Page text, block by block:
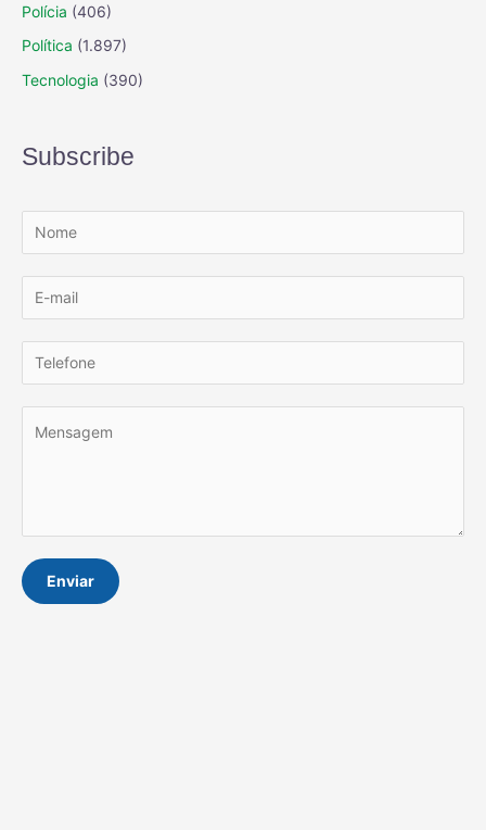
Polícia (406)
Política (1.897)
Tecnologia (390)
Subscribe
Enviar